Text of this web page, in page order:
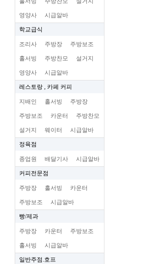
영양사 시급알바
학교급식
조리사 주방장 주방보조
홀서빙 주방찬모 설거지
영양사 시급알바
레스토랑 , 카페 커피
지배인 홀서빙 주방장
주방보조 카운터 주방찬모
설거지 웨이터 시급알바
정육점
종업원 배달기사 시급알바
커피전문점
주방장 홀서빙 카운터
주방보조 시급알바
빵/제과
주방장 카운터 주방보조
홀서빙 시급알바
일반주점.호프